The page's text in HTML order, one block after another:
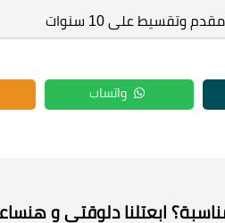
واتساب
ابعتلنا دلوقتي و